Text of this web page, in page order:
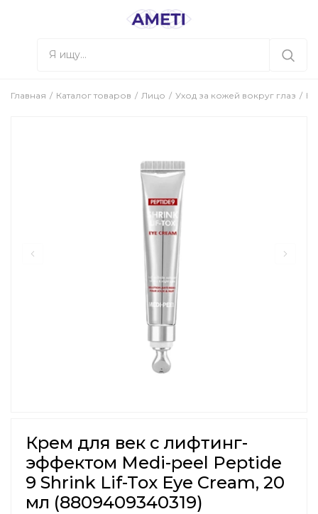
Главная Каталог товаров Лицо Уход за кожей вокруг глаз
Крем для век с лифтинг-
эффектом Medi-peel Peptide
9 Shrink Lif-Tox Eye Cream, 20
мл (8809409340319)